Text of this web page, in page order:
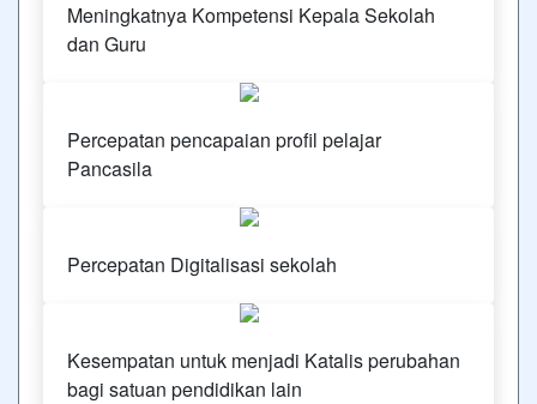
Meningkatnya Kompetensi Kepala Sekolah
dan Guru
Percepatan pencapaian profil pelajar
Pancasila
Percepatan Digitalisasi sekolah
Kesempatan untuk menjadi Katalis perubahan
bagi satuan pendidikan lain